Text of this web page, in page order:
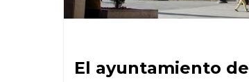
El ayuntamiento de